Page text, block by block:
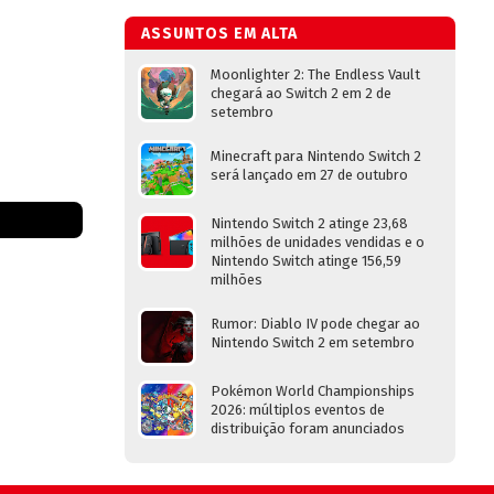
ASSUNTOS EM ALTA
Moonlighter 2: The Endless Vault
chegará ao Switch 2 em 2 de
setembro
Minecraft para Nintendo Switch 2
será lançado em 27 de outubro
Nintendo Switch 2 atinge 23,68
milhões de unidades vendidas e o
Nintendo Switch atinge 156,59
milhões
Rumor: Diablo IV pode chegar ao
Nintendo Switch 2 em setembro
Pokémon World Championships
2026: múltiplos eventos de
distribuição foram anunciados